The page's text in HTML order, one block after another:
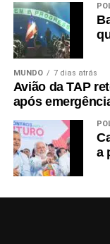
MUNDO 7 dias atrás
Avião da TAP
após
a